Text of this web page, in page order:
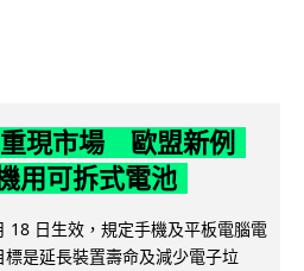
現市場 歐盟新例
用可拆式電池
18 日生效，規定手機及平板電腦電
是延長裝置壽命及減少電子垃